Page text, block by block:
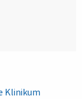
Klinikum